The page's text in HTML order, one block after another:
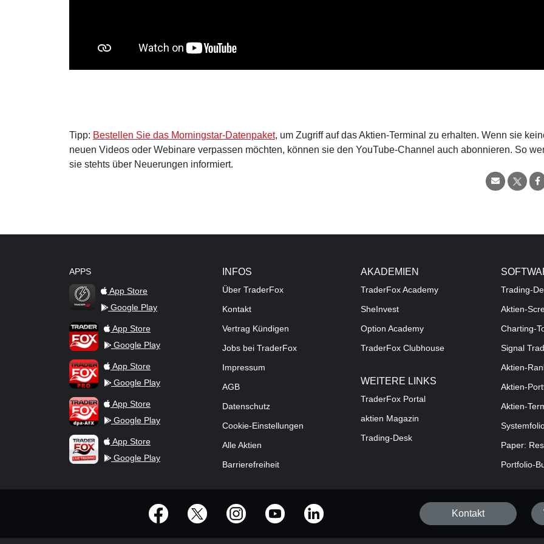
Tipp: Bestellen Sie das Morningstar-Datenpaket, um Zugriff auf das Aktien-Terminal zu erhalten. Wenn sie
neuen Videos oder Webinare verpassen möchten, können sie den YouTube-Channel auch abonnieren. So
sie stehts über Neuerungen informiert.
APPS
TraderFox Flash
App Store
Google Play
TraderFox AppApp Store
Google Play
TraderFox ProApp Store
Google Play
TraderFox dpa-AFX ProFeed
App Store
Google Play
TraderFox Live Trading
App Store
Google Play
INFOS
Über TraderFox
Kontakt
Vertrag Kündigen
Jobs bei TraderFox
Impressum
AGB
Datenschutz
Cookie-Einstellungen
Alle Aktien
Barrierefreiheit
AKADEMIEN
TraderFox Academy
SheInvest
Option Academy
TraderFox Clubhouse
WEITERE LINKS
TraderFox Portal
aktien Magazin
Trading-Desk
Trading-
Aktien-
Charting-
Signal
Aktien-
Aktien-
Aktien-
Paper:
Portfolio-
offizielle Social Media-Accounts
Kontakt